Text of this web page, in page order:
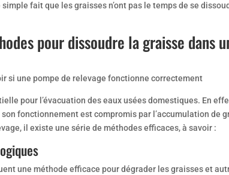
fait que les graisses n’ont pas le temps de se
pour dissoudre la graisse dans
pour l’évacuation des eaux usées domestiques. En
fonctionnement est compromis par l’accumulation de
il existe une série de méthodes efficaces, à savoir :
une méthode efficace pour dégrader les graisses et